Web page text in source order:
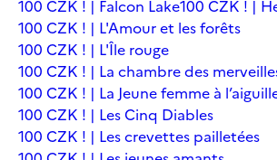
100 CZK ! | Falcon Lake100 CZK ! |
100 CZK ! | L'Amour et les forêts
100 CZK ! | L'Île rouge
100 CZK ! | La chambre des
100 CZK ! | La Jeune femme à
100 CZK ! | Les Cinq Diables
100 CZK ! | Les crevettes pailletées